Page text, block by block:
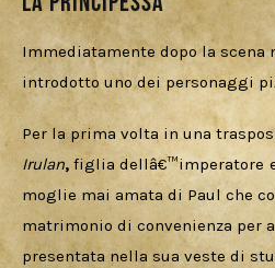
Immediatamente dopo la scena
introdotto uno dei personaggi
Per la prima volta in una
Irulan, figlia dellâ€™imperatore
moglie mai amata di Paul che
matrimonio di convenienza per
presentata nella sua veste di